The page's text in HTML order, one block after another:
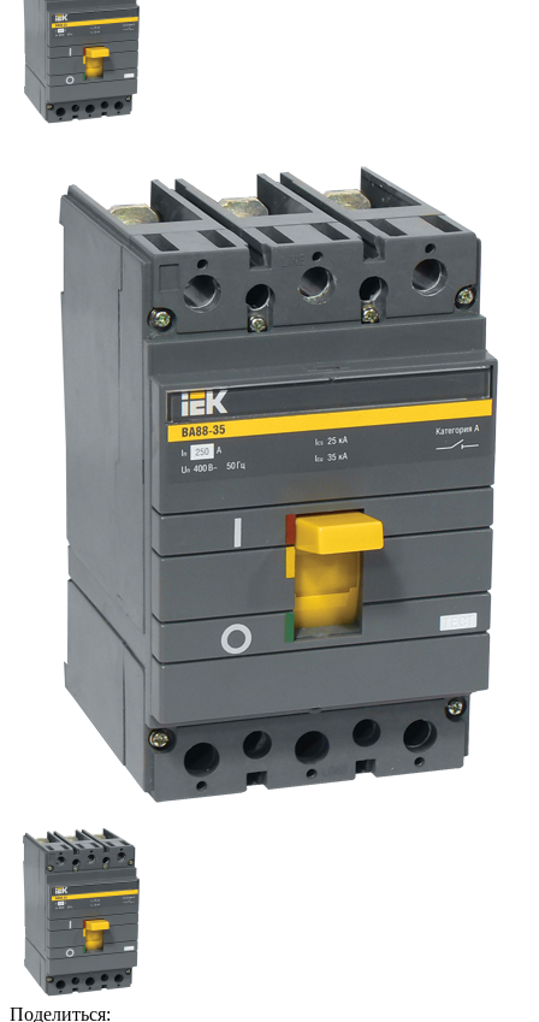
Поделиться: